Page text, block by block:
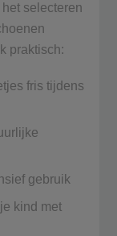
selecteren
praktisch:
fris tijdens
gebruik
kind met